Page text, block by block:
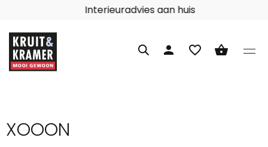
Interieuradvies aan huis
person favorite_border shopping_basket
XOOON